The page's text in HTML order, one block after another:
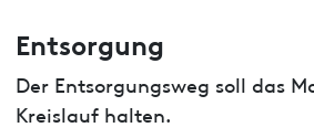
Entsorgung
Der Entsorgungsweg soll das
Kreislauf halten.